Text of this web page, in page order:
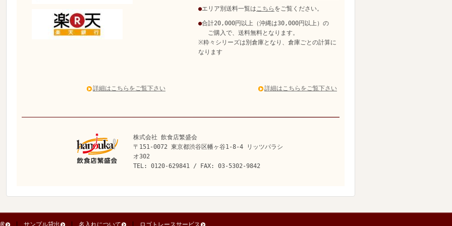
詳細はこちらをご覧下さい
●エリア別送料一覧はこちら をご覧ください。
●合計20,000円以上（沖縄は30,000円以上）の
ご購入で、送料無料となります。
※粋々シリーズは別倉庫となり、倉庫ごとの計算に
なります
詳細はこちらをご覧下さい
株式会社 飲食店繁盛会
〒151-0072 東京都渋谷区幡ヶ谷1-8-4 リッツパラシ
オ302
TEL: 0120-629841 / FAX: 03-5302-9842
サンプル貸出 名入れについて ロゴトレースサービス